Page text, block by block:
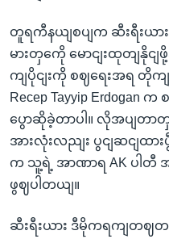
တူရကီနယျစပျက ဆီးရီးယာ
မားတှကေို မောငျးထုတျနိုင
ကျပိုငျးကို စဈရေးအရ
Recep Tayyip Erdogan က
ပွောဆိုခဲ့တာပါ။ လိုအပျတာ
အားလုံးလညျး ပွငျဆငျထ
က သူ့ရဲ့ အာဏာရ AK ပါတီ
ဖွဈပါတယျ။
ဆီးရီးယား ဒီမိုကရကျတဈ